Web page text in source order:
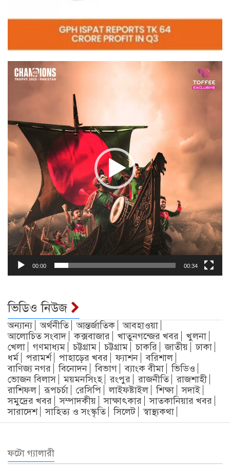
Video
Player
00:00 00:34
ভিডিও নিউজ
অন্যান্য অর্থনীতি আন্তর্জাতিক
আবহাওয়া
আলোচিত সংবাদ
কক্সবাজার খাতুনগন্জের খবর
খুলনা
খেলা
গণমাধ্যম চট্টগ্রাম চট্টগ্রাম চাকরি জাতীয়
ঢাকা
ধর্ম
পরামর্শ পাহাড়ের খবর ফ্যাশন
বরিশাল
বাণিজ্য নগর
বিনোদন বিভাগ ব্যাংক বীমা
ভিডিও
ভোজন বিলাস
ময়মনসিংহ রংপুর রাজনীতি
রাজশাহী
রাশিফল
রূপচর্চা রেসিপি লাইফষ্টাইল শিক্ষা
সদাই
সমুদ্রের খবর
সম্পাদকীয় সাক্ষাৎকার
সাতকানিয়ার খবর
সারাদেশ
সাহিত্য ও সংস্কৃতি সিলেট স্বাস্থ্যকথা
ফটো গ্যালারী